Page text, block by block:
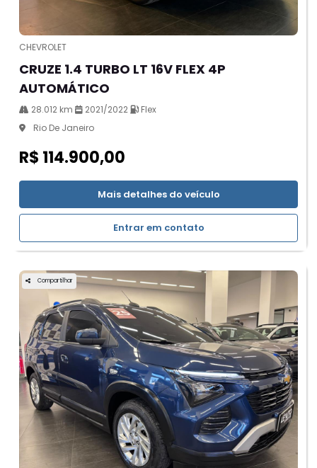
CHEVROLET
CRUZE 1.4 TURBO LT 16V FLEX 4P
AUTOMÁTICO
28.012 km 2021/2022
Flex
Rio De Janeiro
R$ 114.900,00
Mais detalhes do veículo
Entrar em contato
Compartilhar